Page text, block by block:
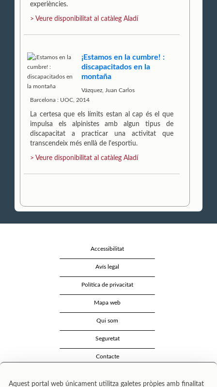
experiències.
> Veure disponibilitat al catàleg Aladí
¡Estamos en la cumbre! :
discapacitados en la
montaña
Vázquez, Juan Carlos
Barcelona : UOC, 2014
La certesa que els límits estan al cap és el que
impulsa els alpinistes amb algun tipus de
discapacitat a practicar una activitat que
transcendeix més enllà de l'esportiu.
> Veure disponibilitat al catàleg Aladí
Accessibilitat
Avís legal
Política de privacitat
Mapa web
Qui som
Seguretat
Contacte
Aquest portal web únicament utilitza galetes pròpies amb finalitat